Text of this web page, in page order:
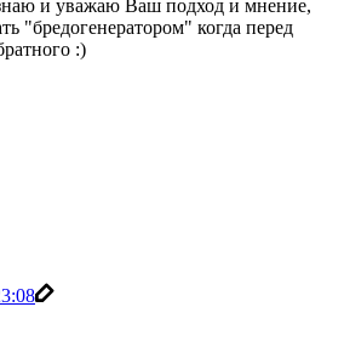
и уважаю Ваш подход и мнение,
"бредогенератором" когда перед
:)